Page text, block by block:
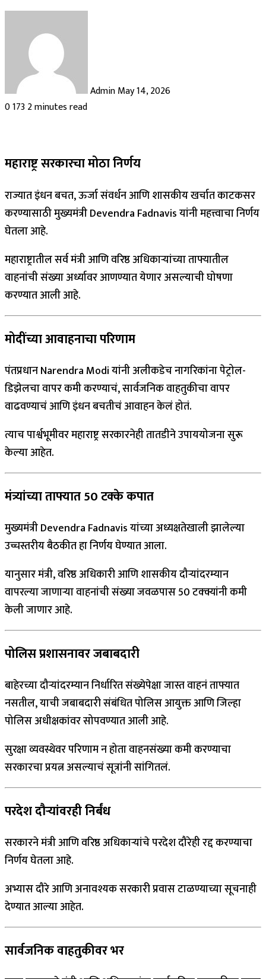
AdminMay 14, 2026
0173 2 minutes read
महाराष्ट्र सरकारचा मोठा निर्णय
राज्यात इंधन बचत, ऊर्जा संवर्धन आणि शासकीय खर्चात काटकसर
करण्यासाठी मुख्यमंत्री Devendra Fadnavis यांनी महत्त्वाचा निर्णय
घेतला आहे.
महाराष्ट्रातील सर्व मंत्री आणि वरिष्ठ अधिकाऱ्यांच्या ताफ्यातील
वाहनांची संख्या अर्ध्यावर आणण्यात येणार असल्याची घोषणा
करण्यात आली आहे.
मोदींच्या आवाहनाचा परिणाम
पंतप्रधान Narendra Modi यांनी अलीकडेच नागरिकांना पेट्रोल-
डिझेलचा वापर कमी करण्याचं, सार्वजनिक वाहतुकीचा वापर
वाढवण्याचं आणि इंधन बचतीचं आवाहन केलं होतं.
त्याच पार्श्वभूमीवर महाराष्ट्र सरकारनेही तातडीने उपाययोजना सुरू
केल्या आहेत.
मंत्र्यांच्या ताफ्यात 50 टक्के कपात
मुख्यमंत्री Devendra Fadnavis यांच्या अध्यक्षतेखाली झालेल्या
उच्चस्तरीय बैठकीत हा निर्णय घेण्यात आला.
यानुसार मंत्री, वरिष्ठ अधिकारी आणि शासकीय दौऱ्यांदरम्यान
वापरल्या जाणाऱ्या वाहनांची संख्या जवळपास 50 टक्क्यांनी कमी
केली जाणार आहे.
पोलिस प्रशासनावर जबाबदारी
बाहेरच्या दौऱ्यांदरम्यान निर्धारित संख्येपेक्षा जास्त वाहनं ताफ्यात
नसतील, याची जबाबदारी संबंधित पोलिस आयुक्त आणि जिल्हा
पोलिस अधीक्षकांवर सोपवण्यात आली आहे.
सुरक्षा व्यवस्थेवर परिणाम न होता वाहनसंख्या कमी करण्याचा
सरकारचा प्रयत्न असल्याचं सूत्रांनी सांगितलं.
परदेश दौऱ्यांवरही निर्बंध
सरकारने मंत्री आणि वरिष्ठ अधिकाऱ्यांचे परदेश दौरेही रद्द करण्याचा
निर्णय घेतला आहे.
अभ्यास दौरे आणि अनावश्यक सरकारी प्रवास टाळण्याच्या सूचनाही
देण्यात आल्या आहेत.
सार्वजनिक वाहतुकीवर भर